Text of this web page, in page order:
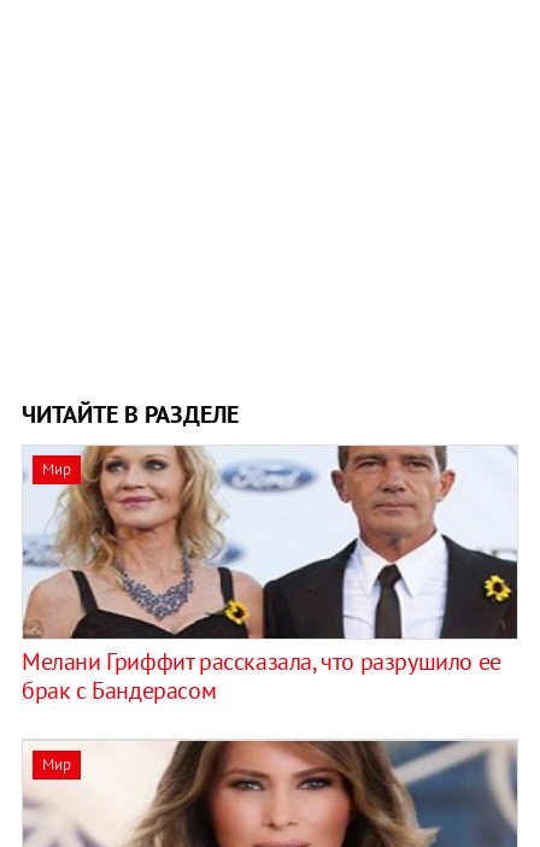
ЧИТАЙТЕ В РАЗДЕЛЕ
Мир
Мелани Гриффит рассказала, что разрушило ее
брак с Бандерасом
Мир